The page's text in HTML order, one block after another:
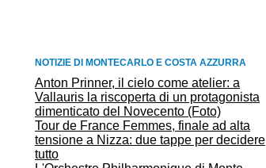
NOTIZIE DI MONTECARLO E COSTA AZZURRA
Anton Prinner, il cielo come atelier: a
Vallauris la riscoperta di un protagonista
dimenticato del Novecento (Foto)
Tour de France Femmes, finale ad alta
tensione a Nizza: due tappe per decidere
tutto